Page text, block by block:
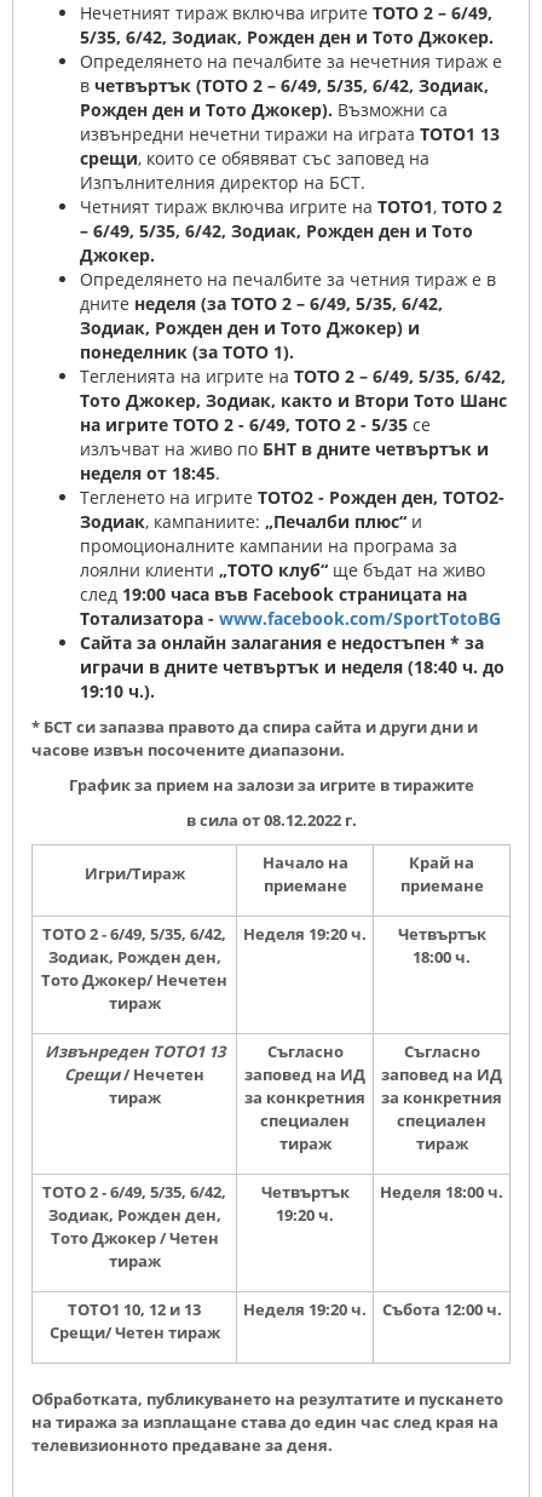
Нечетният тираж включва игрите ТОТО 2 – 6/49,
5/35, 6/42, Зодиак, Рожден ден и Тото Джокер.
Определянето на печалбите за нечетния тираж е
в четвъртък (ТОТО 2 – 6/49, 5/35, 6/42, Зодиак,
Рожден ден и Тото Джокер). Възможни са
извънредни нечетни тиражи на играта ТОТО1 13
срещи, които се обявяват със заповед на
Изпълнителния директор на БСТ.
Четният тираж включва игрите на ТОТО1, ТОТО 2
– 6/49, 5/35, 6/42, Зодиак, Рожден ден и Тото
Джокер.
Определянето на печалбите за четния тираж е в
дните неделя (за ТОТО 2 – 6/49, 5/35, 6/42,
Зодиак, Рожден ден и Тото Джокер) и
понеделник (за ТОТО 1).
Тегленията на игрите на ТОТО 2 – 6/49, 5/35, 6/42,
Тото Джокер, Зодиак, както и Втори Тото Шанс
на игрите ТОТО 2 - 6/49, ТОТО 2 - 5/35 се
излъчват на живо по БНТ в дните четвъртък и
неделя от 18:45.
Тегленето на игрите ТОТО2 - Рожден ден, ТОТО2-
Зодиак, кампаниите: „Печалби плюс“ и
промоционалните кампании на програма за
лоялни клиенти „ТОТО клуб“ ще бъдат на живо
след 19:00 часа във Facebook страницата на
Тотализатора - www.facebook.com/SportTotoBG
Сайта за онлайн залагания е недостъпен * за
играчи в дните четвъртък и неделя (18:40 ч. до
19:10 ч.).
* БСТ си запазва правото да спира сайта и други дни и
часове извън посочените диапазони.
График за прием на залози за игрите в тиражите
в сила от 08.12.2022 г.
Игри/Тираж
Начало на
приемане
Край на
приемане
ТОТО 2 - 6/49, 5/35, 6/42,
Зодиак, Рожден ден,
Тото Джокер/ Нечетен
тираж
Неделя 19:20ч.
Четвъртък
18:00ч.
Извънреден ТОТО1 13
Срещи/ Нечетен
тираж
Съгласно
заповед на ИД
за конкретния
специален
тираж
Съгласно
заповед на ИД
за конкретния
специален
тираж
ТОТО 2 - 6/49, 5/35, 6/42,
Зодиак, Рожден ден,
Тото Джокер / Четен
тираж
Четвъртък
19:20ч.
Неделя 18:00ч.
ТОТО1 10, 12 и 13
Срещи/ Четен тираж
Неделя 19:20ч. Събота 12:00ч.
Обработката, публикуването на резултатите и пускането
на тиража за изплащане става до един час след края на
телевизионното предаване за деня.